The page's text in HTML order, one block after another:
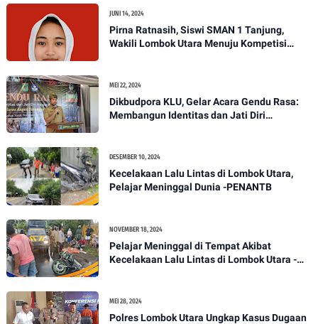
JUNI 14, 2024
Pirna Ratnasih, Siswi SMAN 1 Tanjung,
Wakili Lombok Utara Menuju Kompetisi
MEI 22, 2024
Dikbudpora KLU, Gelar Acara Gendu Rasa:
Membangun Identitas dan Jati Diri
DESEMBER 10, 2024
Kecelakaan Lalu Lintas di Lombok Utara,
Pelajar Meninggal Dunia -PENANTB
NOVEMBER 18, 2024
Pelajar Meninggal di Tempat Akibat
Kecelakaan Lalu Lintas di Lombok Utara -
MEI 28, 2024
Polres Lombok Utara Ungkap Kasus Dugaan